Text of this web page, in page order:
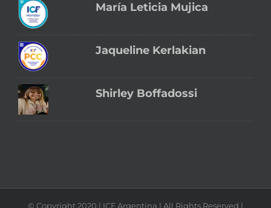
María Leticia Mujica
Jaqueline Kerlakian
Shirley Boffadossi
© Copyright 2020 | ICF Argentina | All Rights Reserved |